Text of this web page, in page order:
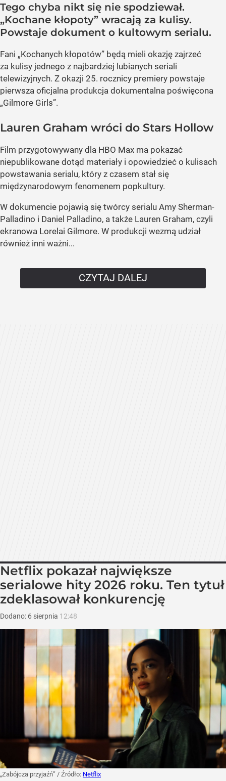
Tego chyba nikt się nie spodziewał.
„Kochane kłopoty” wracają za kulisy.
Powstaje dokument o kultowym serialu.
Fani „Kochanych kłopotów” będą mieli okazję zajrzeć
za kulisy jednego z najbardziej lubianych seriali
telewizyjnych. Z okazji 25. rocznicy premiery powstaje
pierwsza oficjalna produkcja dokumentalna poświęcona
„Gilmore Girls”.
Lauren Graham wróci do Stars Hollow
Film przygotowywany dla HBO Max ma pokazać
niepublikowane dotąd materiały i opowiedzieć o kulisach
powstawania serialu, który z czasem stał się
międzynarodowym fenomenem popkultury.
W dokumencie pojawią się twórcy serialu Amy Sherman-
Palladino i Daniel Palladino, a także Lauren Graham, czyli
ekranowa Lorelai Gilmore. W produkcji wezmą udział
również inni ważni...
CZYTAJ DALEJ
Netflix pokazał największe
serialowe hity 2026 roku. Ten tytuł
zdeklasował konkurencję
Dodano: 6 sierpnia 12:48
„Zabójcza przyjaźń” / Źródło: Netflix